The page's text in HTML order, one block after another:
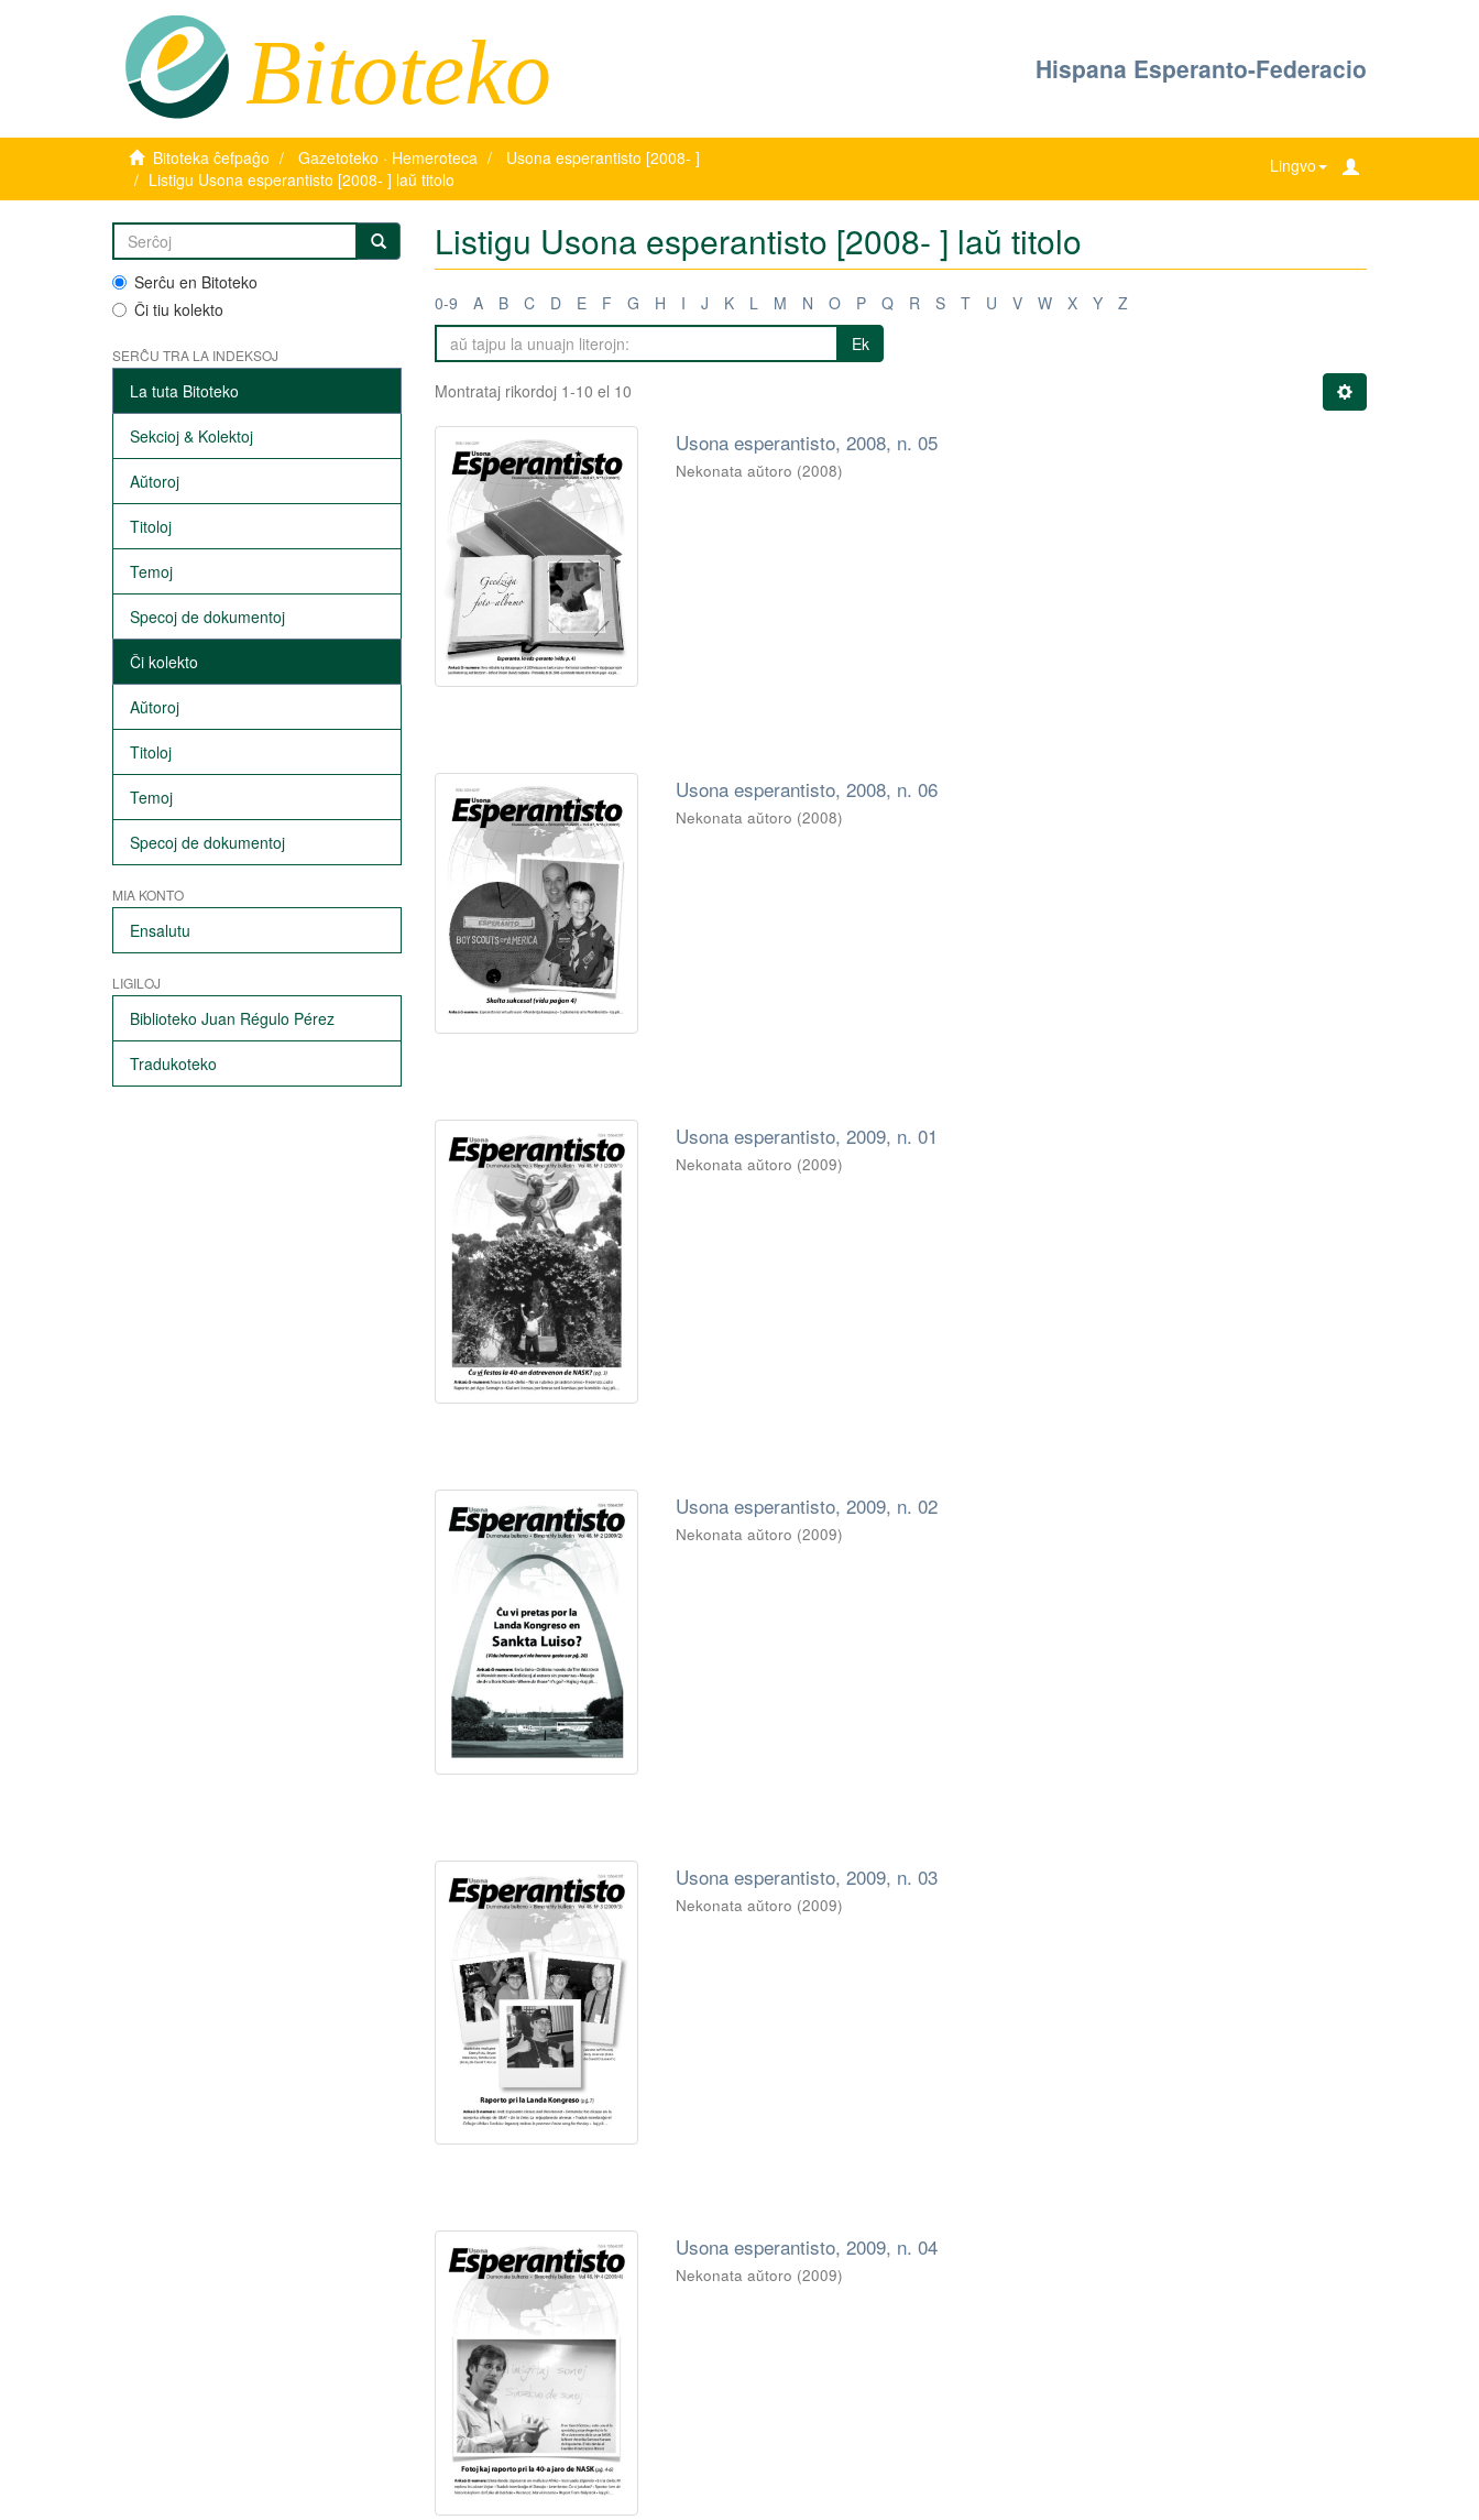
Bitoteko Hispana Esperanto-Federacio
Bitoteka ĉefpaĝo Gazetoteko · Hemeroteca
Usona esperantisto [2008- ]
Listigu Usona esperantisto [2008- ] laŭ titolo
Lingvo
Serĉu en Bitoteko
Ĉi tiu kolekto
SERĈU TRA LA INDEKSOJ
La tuta Bitoteko
Sekcioj & Kolektoj
Aŭtoroj
Titoloj
Temoj
Specoj de dokumentoj
Ĉi kolekto
Aŭtoroj
Titoloj
Temoj
Specoj de dokumentoj
MIA KONTO
Ensalutu
LIGILOJ
Biblioteko Juan Régulo Pérez
Tradukoteko
Listigu Usona esperantisto [2008- ] laŭ titolo
0-9 A B C D E F G H I J K L M N O P Q R S T U V W X Y
Z
Ek
Montrataj rikordoj 1-10 el 10
Usona esperantisto, 2008, n. 05
Nekonata aŭtoro (2008)
Usona esperantisto, 2008, n. 06
Nekonata aŭtoro (2008)
Usona esperantisto, 2009, n. 01
Nekonata aŭtoro (2009)
Usona esperantisto, 2009, n. 02
Nekonata aŭtoro (2009)
Usona esperantisto, 2009, n. 03
Nekonata aŭtoro (2009)
Usona esperantisto, 2009, n. 04
Nekonata aŭtoro (2009)